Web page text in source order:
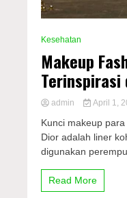
Kesehatan
Makeup
Terinspirasi
admin April 1,
Kunci makeup
Dior adalah liner
digunakan
Read More